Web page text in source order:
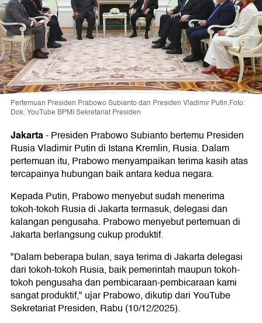
Pertemuan Presiden Prabowo Subianto dan Presiden Vladimir Putin.Foto:
Dok. YouTube BPMI Sekretariat Presiden
Jakarta-Presiden Prabowo Subianto bertemu Presiden
Rusia Vladimir Putin di Istana Kremlin, Rusia. Dalam
pertemuan itu, Prabowo menyampaikan terima kasih atas
tercapainya hubungan baik antara kedua negara.
Kepada Putin, Prabowo menyebut sudah menerima
tokoh-tokoh Rusia di Jakarta termasuk, delegasi dan
kalangan pengusaha. Prabowo menyebut pertemuan di
Jakarta berlangsung cukup produktif.
"Dalam beberapa bulan, saya terima di Jakarta delegasi
dari tokoh-tokoh Rusia, baik pemerintah maupun tokoh-
tokoh pengusaha dan pembicaraan-pembicaraan kami
sangat produktif," ujar Prabowo, dikutip dari YouTube
Sekretariat Presiden, Rabu (10/12/2025).